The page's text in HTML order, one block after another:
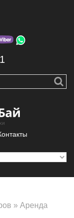
» Аренда